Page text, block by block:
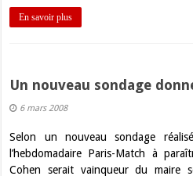
En savoir plus
Un nouveau sondage
6 mars 2008
Selon un nouveau sondage
l’hebdomadaire Paris-Match à
Cohen serait vainqueur du maire